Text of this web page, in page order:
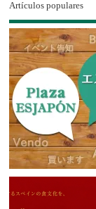
Artículos populares